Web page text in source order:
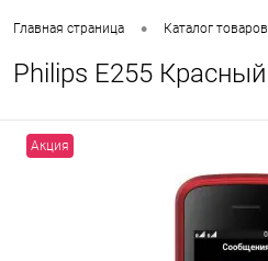
Главная страница • Каталог товаров
Philips E255 Красный
Акция
Сегодня
Добавляйте товары